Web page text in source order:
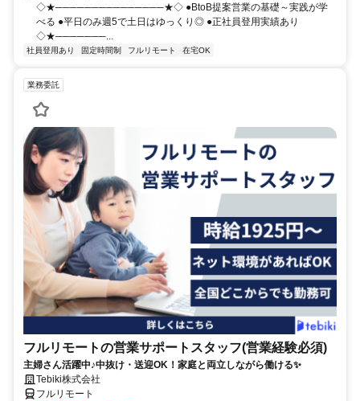
◇★───────────────★◇ ●BtoB提案営業の基礎～実践が学
べる ●平日のみ週5で土日はゆっくり◎ ●正社員登用実績あり
◇★───────...
社員登用あり 固定時間制 フルリモート 在宅OK
業務委託
フルリモートの営業サポートスタッフ(営業経験必須)
主婦さん活躍中♪中抜け・送迎OK！家庭と両立しながら働ける✨
Tebiki株式会社
フルリモート